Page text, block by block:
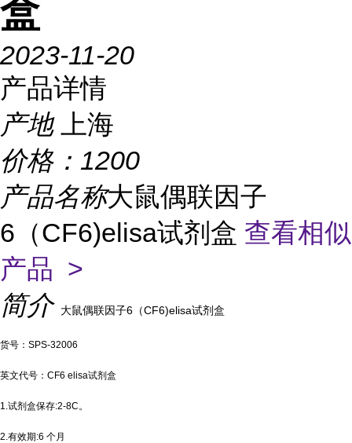
盒
2023-11-20
产品详情
产地
上海
价格： 1200
产品名称大鼠偶联因子
6（CF6)elisa试剂盒 查看相似
产品 >
简介
大鼠偶联因子6（CF6)elisa试剂盒
货号：SPS-32006
英文代号：CF6 elisa试剂盒
1.试剂盒保存:2-8C。
2.有效期:6 个月